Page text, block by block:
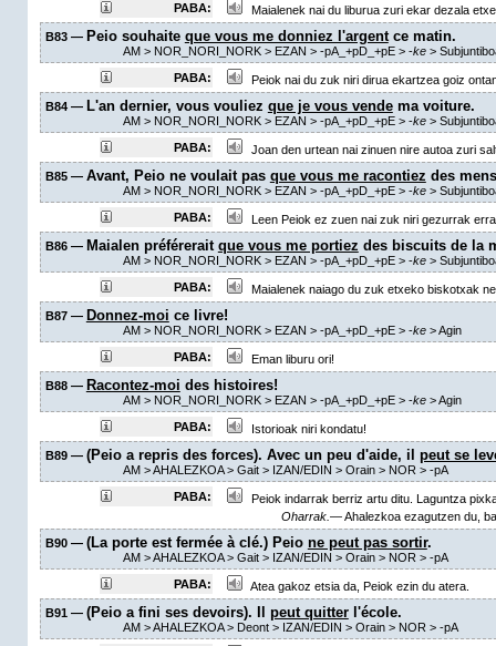
PABA:
Maialenek nai du liburua zuri ekar dezala
B83 — Peio souhaite que vous me donniez l'argentce matin.
AM> NOR_NORI_NORK > EZAN > -pA_+pD_+pE> -ke>
PABA:
Peiok nai du zuk niri dirua ekartzea goiz
B84 — L'an dernier, vous vouliez que je vous vendema voiture.
AM> NOR_NORI_NORK > EZAN > -pA_+pD_+pE> -ke>
PABA:
Joan den urtean nai zinuen nire autoa zuri
B85 — Avant, Peio ne voulait pas que vous me racontiez des
AM> NOR_NORI_NORK > EZAN > -pA_+pD_+pE> -ke>
PABA:
Leen Peiok ez zuen nai zuk niri gezurrak
B86 — Maialen préférerait que vous me portiez des biscuits de la
AM> NOR_NORI_NORK > EZAN > -pA_+pD_+pE> -ke>
PABA:
Maialenek naiago du zuk etxeko biskotxak
B87 — Donnez-moi ce livre!
AM> NOR_NORI_NORK > EZAN > -pA_+pD_+pE> -ke>Agin
PABA:
Eman liburu ori!
B88 — Racontez-moi des histoires!
AM> NOR_NORI_NORK > EZAN > -pA_+pD_+pE> -ke>Agin
PABA:
Istorioak niri kondatu!
B89 — (Peio a repris des forces). Avec un peu d'aide, il peut se
AM> AHALEZKOA > Gait> IZAN/EDIN > Orain> NOR > -pA
PABA:
Peiok indarrak berriz artu ditu. Laguntza
Oharrak.—Ahalezkoa ezagutzen du,
B90 — (La porte est fermée à clé.) Peio ne peut pas sortir.
AM> AHALEZKOA > Gait> IZAN/EDIN > Orain> NOR > -pA
PABA:
Atea gakoz etsia da, Peiok ezin du atera.
B91 — (Peio a fini ses devoirs). Il peut quitterl'école.
AM> AHALEZKOA > Deont> IZAN/EDIN > Orain> NOR > -pA